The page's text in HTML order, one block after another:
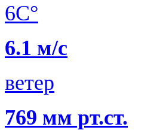
6C°
6.1 м/с
ветер
769 мм рт.ст.